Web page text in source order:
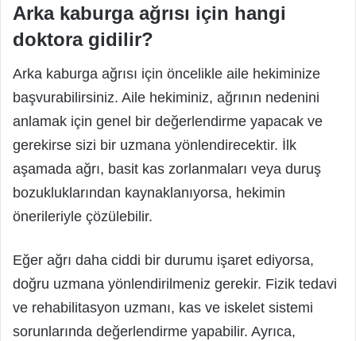
Arka kaburga ağrısı için hangi
doktora gidilir?
Arka kaburga ağrısı için öncelikle aile hekiminize
başvurabilirsiniz. Aile hekiminiz, ağrının nedenini
anlamak için genel bir değerlendirme yapacak ve
gerekirse sizi bir uzmana yönlendirecektir. İlk
aşamada ağrı, basit kas zorlanmaları veya duruş
bozukluklarından kaynaklanıyorsa, hekimin
önerileriyle çözülebilir.
Eğer ağrı daha ciddi bir durumu işaret ediyorsa,
doğru uzmana yönlendirilmeniz gerekir. Fizik tedavi
ve rehabilitasyon uzmanı, kas ve iskelet sistemi
sorunlarında değerlendirme yapabilir. Ayrıca,